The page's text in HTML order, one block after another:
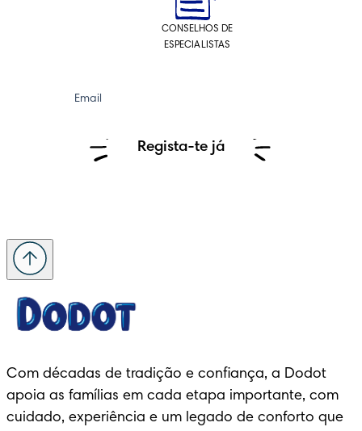
CONSELHOS DE
ESPECIALISTAS
Email
Regista-te já
Com décadas de tradição e confiança, a Dodot
apoia as famílias em cada etapa importante, com
cuidado, experiência e um legado de conforto que